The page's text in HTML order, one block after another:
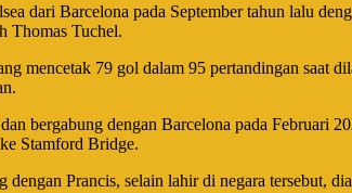
dari Barcelona pada September tahun lalu
Thomas Tuchel.
mencetak 79 gol dalam 95 pertandingan saat
bergabung dengan Barcelona pada Februari
Stamford Bridge.
dengan Prancis, selain lahir di negara tersebut,